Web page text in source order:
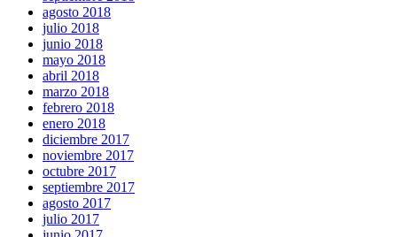
agosto 2018
julio 2018
junio 2018
mayo 2018
abril 2018
marzo 2018
febrero 2018
enero 2018
diciembre 2017
noviembre 2017
octubre 2017
septiembre 2017
agosto 2017
julio 2017